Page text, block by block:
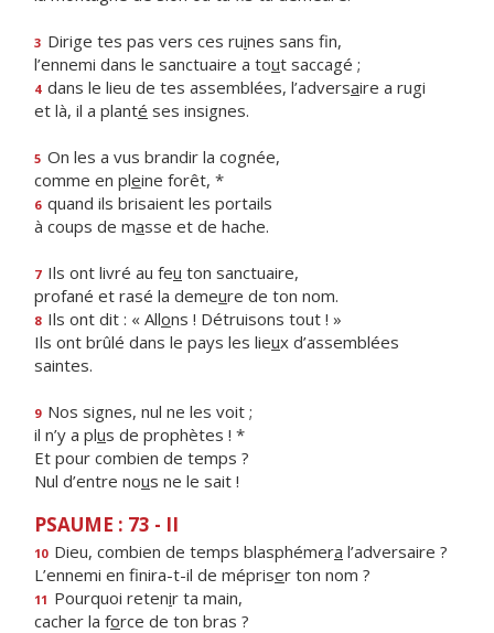
3 Dirige tes pas vers ces ruines sans fin,
l’ennemi dans le sanctuaire a tout saccagé ;
4 dans le lieu de tes assemblées, l’adversaire a rugi
et là, il a planté ses insignes.
5 On les a vus brandir la cognée,
comme en pleine forêt, *
6 quand ils brisaient les portails
à coups de masse et de hache.
7 Ils ont livré au feu ton sanctuaire,
profané et rasé la demeure de ton nom.
8 Ils ont dit : « Allons ! Détruisons tout ! »
Ils ont brûlé dans le pays les lieux d’assemblées
saintes.
9 Nos signes, nul ne les voit ;
il n’y a plus de prophètes ! *
Et pour combien de temps ?
Nul d’entre nous ne le sait !
PSAUME : 73 - II
10 Dieu, combien de temps blasphémera l’adversaire ?
L’ennemi en finira-t-il de mépriser ton nom ?
11 Pourquoi retenir ta main,
cacher la force de ton bras ?